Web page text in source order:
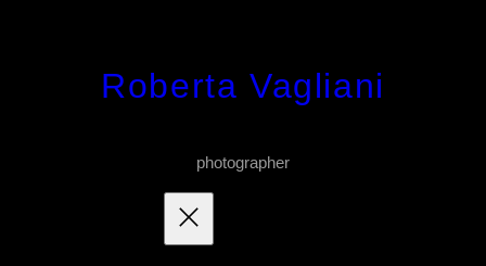
Roberta Vagliani
photographer